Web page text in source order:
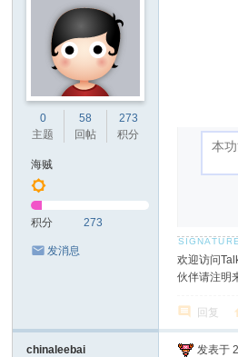
0
主题
58
回帖
273
积分
海贼
积分 273
发消息
欢迎访问
伙伴请注明
回复
chinaleebai 发表于